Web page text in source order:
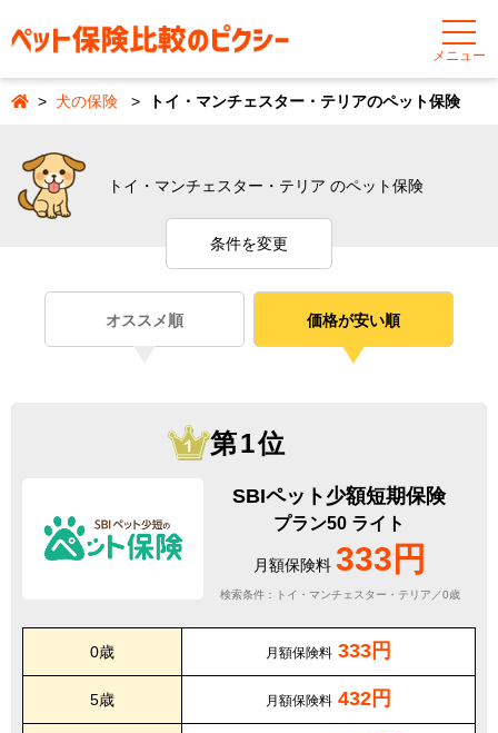
メニュー
犬の保険 トイ・マンチェスター・テリアのペット保険
トイ・マンチェスター・テリア のペット保険
条件を変更
オススメ順 価格が安い順
第1位
SBIペット少額短期保険
プラン50 ライト
月額保険料 333円
検索条件：トイ・マンチェスター・テリア／0歳
0歳 月額保険料 333円
5歳 月額保険料 432円